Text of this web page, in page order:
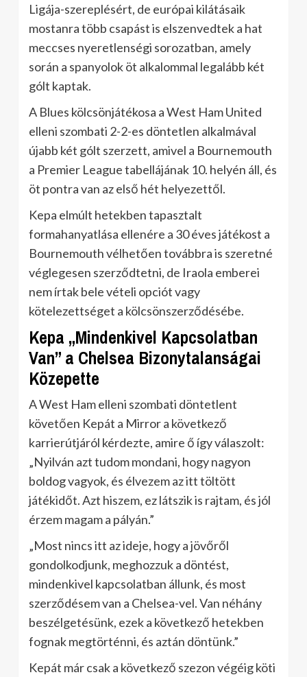
Ligája-szereplésért, de európai kilátásaik
mostanra több csapást is elszenvedtek a hat
meccses nyeretlenségi sorozatban, amely
során a spanyolok öt alkalommal legalább két
gólt kaptak.
A Blues kölcsönjátékosa a West Ham United
elleni szombati 2-2-es döntetlen alkalmával
újabb két gólt szerzett, amivel a Bournemouth
a Premier League tabellájának 10. helyén áll, és
öt pontra van az első hét helyezettől.
Kepa elmúlt hetekben tapasztalt
formahanyatlása ellenére a 30 éves játékost a
Bournemouth vélhetően továbbra is szeretné
véglegesen szerződtetni, de Iraola emberei
nem írtak bele vételi opciót vagy
kötelezettséget a kölcsönszerződésébe.
Kepa „Mindenkivel Kapcsolatban
Van” a Chelsea Bizonytalanságai
Közepette
A West Ham elleni szombati döntetlent
követően Kepát a Mirror a következő
karrierútjáról kérdezte, amire ő így válaszolt:
„Nyilván azt tudom mondani, hogy nagyon
boldog vagyok, és élvezem az itt töltött
játékidőt. Azt hiszem, ez látszik is rajtam, és jól
érzem magam a pályán.”
„Most nincs itt az ideje, hogy a jövőről
gondolkodjunk, meghozzuk a döntést,
mindenkivel kapcsolatban állunk, és most
szerződésem van a Chelsea-vel. Van néhány
beszélgetésünk, ezek a következő hetekben
fognak megtörténni, és aztán döntünk.”
Kepát már csak a következő szezon végéig köti